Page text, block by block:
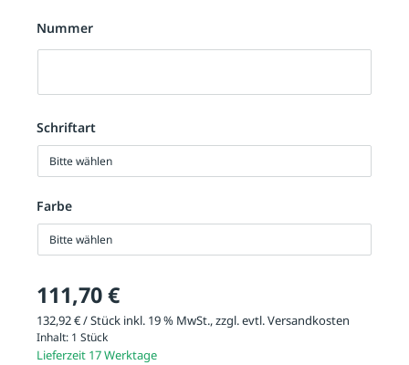
Nummer
Nummer
Schriftart
Bitte wählen
Farbe
Bitte wählen
111,70 €
132,92 € / Stück inkl. 19 % MwSt., zzgl. evtl.Versandkosten
Inhalt: 1 Stück
Lieferzeit 17 Werktage